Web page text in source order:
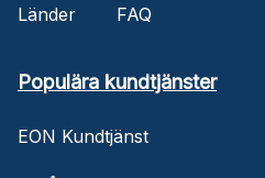
Länder
FAQ
Populära kundtjänster
EON Kundtjänst